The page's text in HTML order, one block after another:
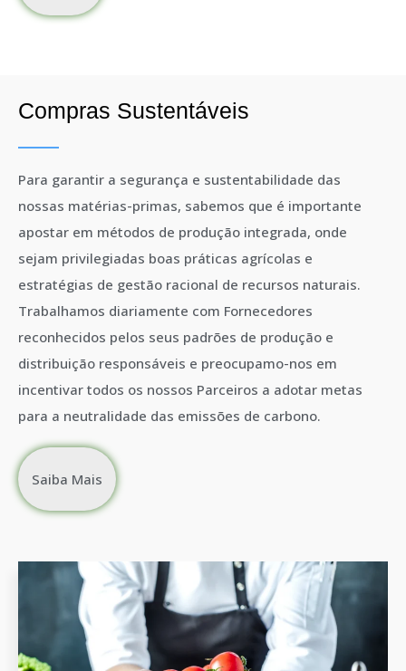
Compras Sustentáveis
Para garantir a segurança e sustentabilidade das
nossas matérias-primas, sabemos que é importante
apostar em métodos de produção integrada, onde
sejam privilegiadas boas práticas agrícolas e
estratégias de gestão racional de recursos naturais.
Trabalhamos diariamente com Fornecedores
reconhecidos pelos seus padrões de produção e
distribuição responsáveis e preocupamo-nos em
incentivar todos os nossos Parceiros a adotar metas
para a neutralidade das emissões de carbono.
Saiba Mais